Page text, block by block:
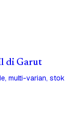
di Garut
multi-varian, stok